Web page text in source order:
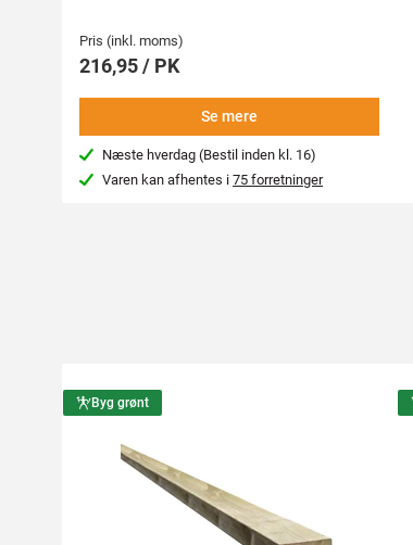
Pris (inkl. moms)
216,95 / PK
Se mere
Næste hverdag (Bestil inden kl. 16)
Varen kan afhentes i75 forretninger
Byg grønt